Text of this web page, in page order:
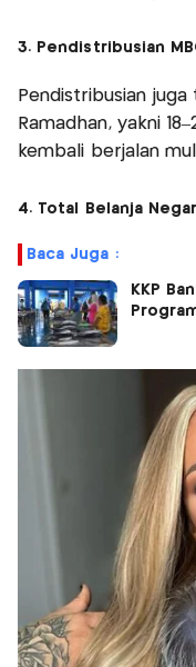
3. Pendistribusian
Pendistribusian
Ramadhan, yakni
kembali berjalan
4. Total Belanja
Baca Juga :
KKP